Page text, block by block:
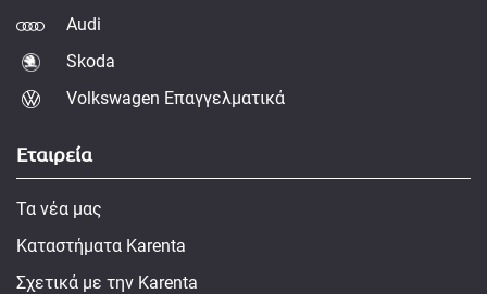
Audi
Skoda
Volkswagen Επαγγελματικά
Εταιρεία
Τα νέα μας
Καταστήματα Karenta
Σχετικά με την Karenta